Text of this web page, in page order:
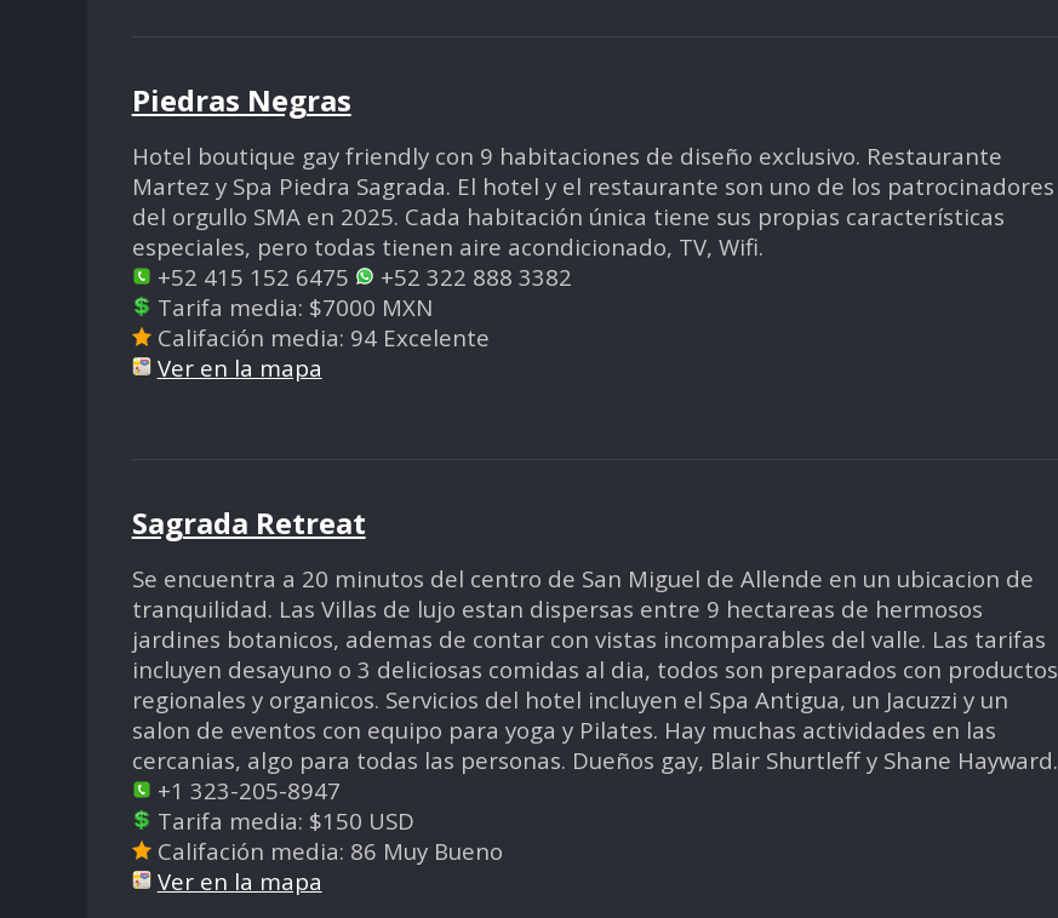
Piedras Negras
Hotel boutique gay friendly con 9 habitaciones de diseño exclusivo. Restaurante
Martez y Spa Piedra Sagrada. El hotel y el restaurante son uno de los patrocinadores
del orgullo SMA en 2025. Cada habitación única tiene sus propias características
especiales, pero todas tienen aire acondicionado, TV, Wifi.
+52 415 152 6475
+52 322 888 3382
Tarifa media: $7000 MXN
Califación media: 94 Excelente
Ver en la mapa
Sagrada Retreat
Se encuentra a 20 minutos del centro de San Miguel de Allende en un ubicacion de
tranquilidad. Las Villas de lujo estan dispersas entre 9 hectareas de hermosos
jardines botanicos, ademas de contar con vistas incomparables del valle. Las tarifas
incluyen desayuno o 3 deliciosas comidas al dia, todos son preparados con productos
regionales y organicos. Servicios del hotel incluyen el Spa Antigua, un Jacuzzi y un
salon de eventos con equipo para yoga y Pilates. Hay muchas actividades en las
cercanias, algo para todas las personas. Dueños gay, Blair Shurtleff y Shane Hayward.
+1 323-205-8947
Tarifa media: $150 USD
Califación media: 86 Muy Bueno
Ver en la mapa